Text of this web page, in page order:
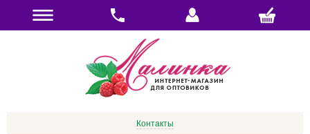
Контакты